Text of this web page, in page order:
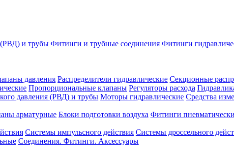
(РВД) и трубы Фитинги и трубные соединения Фитинги
давления Распределители гидравлические Секционные
Пропорциональные клапаны Регуляторы расхода
давления (РВД) и трубы Моторы гидравлические Средства
арматурные Блоки подготовки воздуха Фитинги
Системы импульсного действия Системы дроссельного
Соединения. Фитинги. Аксессуары